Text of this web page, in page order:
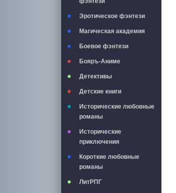
Эротическое фэнтези
Магическая академия
Боевое фэнтези
Бояръ-Аниме
Детективы
Детские книги
Исторические любовные
романы
Исторические
приключения
Короткие любовные
романы
ЛитРПГ